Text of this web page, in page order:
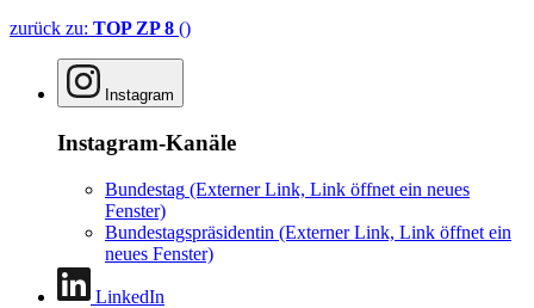
zurück zu: TOP ZP 8 ()
Instagram
Instagram-Kanäle
Bundestag (Externer Link, Link öffnet ein neues
Fenster)
Bundestagspräsidentin (Externer Link, Link öffnet ein
neues Fenster)
LinkedIn